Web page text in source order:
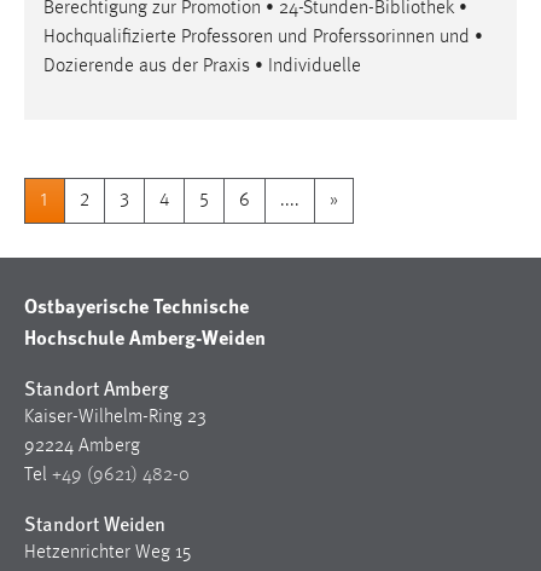
Berechtigung zur Promotion • 24-Stunden-Bibliothek •
Hochqualifizierte Professoren und Proferssorinnen und •
Dozierende aus der Praxis • Individuelle
1 2 3 4 5 6 .... »
Ostbayerische Technische
Hochschule Amberg-Weiden
Standort Amberg
Kaiser-Wilhelm-Ring 23
92224 Amberg
Tel +49 (9621) 482-0
Standort Weiden
Hetzenrichter Weg 15